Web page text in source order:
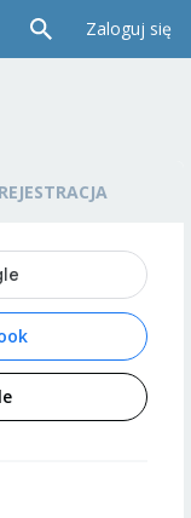
Zaloguj się
REJESTRACJA